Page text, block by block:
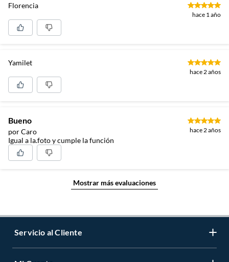
Florencia
hace 1 año
Yamilet
hace 2 años
Bueno
por Caro hace 2 años
Igual a la.foto y cumple la función
Mostrar más evaluaciones
Servicio al Cliente